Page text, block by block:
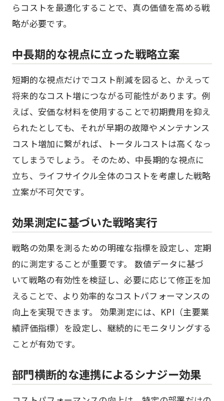
らコストを最適化することで、真の価値を高める戦
略が必要です。
中長期的な視点に立った戦略立案
短期的な視点だけでコスト削減を図ると、かえって
将来的なコスト増につながる可能性があります。例
えば、安価な材料を使用することで初期費用を抑え
られたとしても、それが早期の故障やメンテナンス
コスト増加に繋がれば、トータルコストは高くなっ
てしまうでしょう。 そのため、中長期的な視点に
立ち、ライフサイクル全体のコストを考慮した戦略
立案が不可欠です。
効果測定に基づいた戦略実行
戦略の効果を測るための明確な指標を設定し、定期
的に測定することが重要です。 数値データに基づ
いて戦略の有効性を検証し、必要に応じて修正を加
えることで、より効率的なコストパフォーマンスの
向上を実現できます。 効果測定には、KPI（主要業
績評価指標）を設定し、継続的にモニタリングする
ことが有効です。
部門横断的な連携によるシナジー効果